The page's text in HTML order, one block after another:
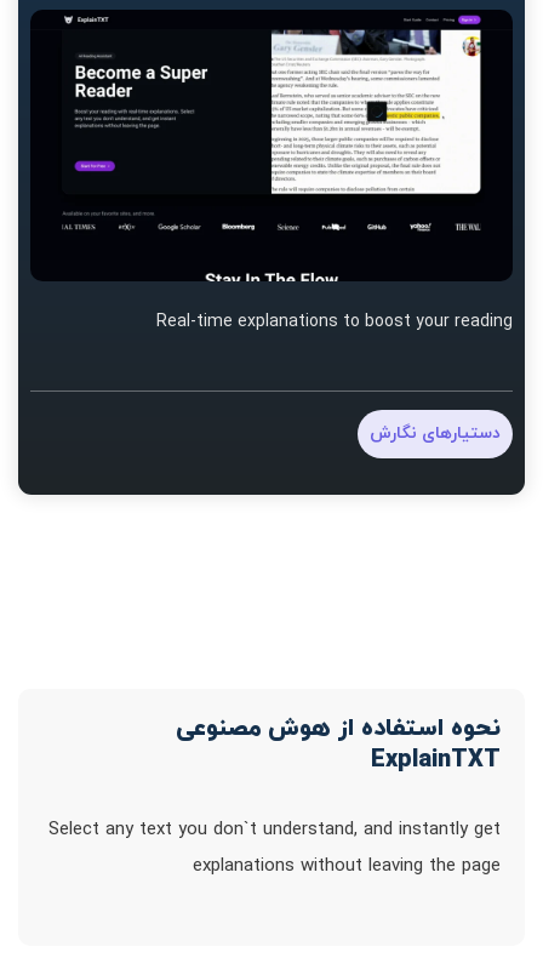
Real-time explanations to boost your reading
دستیارهای نگارش
نحوه استفاده از هوش مصنوعی
ExplainTXT
Select any text you don`t understand, and instantly get
explanations without leaving the page